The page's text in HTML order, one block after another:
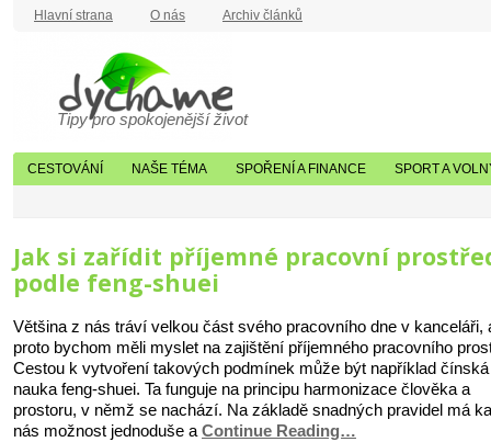
Hlavní strana O nás Archiv článků
Tipy pro spokojenější život
CESTOVÁNÍ NAŠE TÉMA SPOŘENÍ A FINANCE SPORT A
Jak si zařídit příjemné pracovní
podle feng-shuei
Většina z nás tráví velkou část svého pracovního dne v kanceláři,
proto bychom měli myslet na zajištění příjemného pracovního
Cestou k vytvoření takových podmínek může být například čínská
nauka feng-shuei. Ta funguje na principu harmonizace člověka a
prostoru, v němž se nachází. Na základě snadných pravidel má
nás možnost jednoduše a Continue Reading…